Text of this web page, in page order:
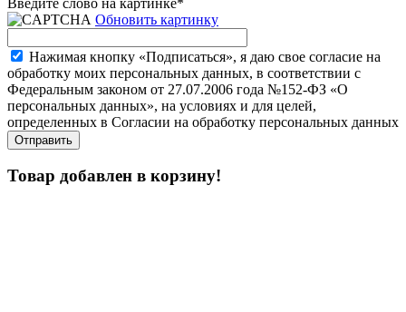
Обновить картинку
Нажимая кнопку «Подписаться», я даю свое согласие на
обработку моих персональных данных, в соответствии с
Федеральным законом от 27.07.2006 года №152-ФЗ «О
персональных данных», на условиях и для целей,
определенных в Согласии на обработку персональных данных
Товар добавлен в корзину!